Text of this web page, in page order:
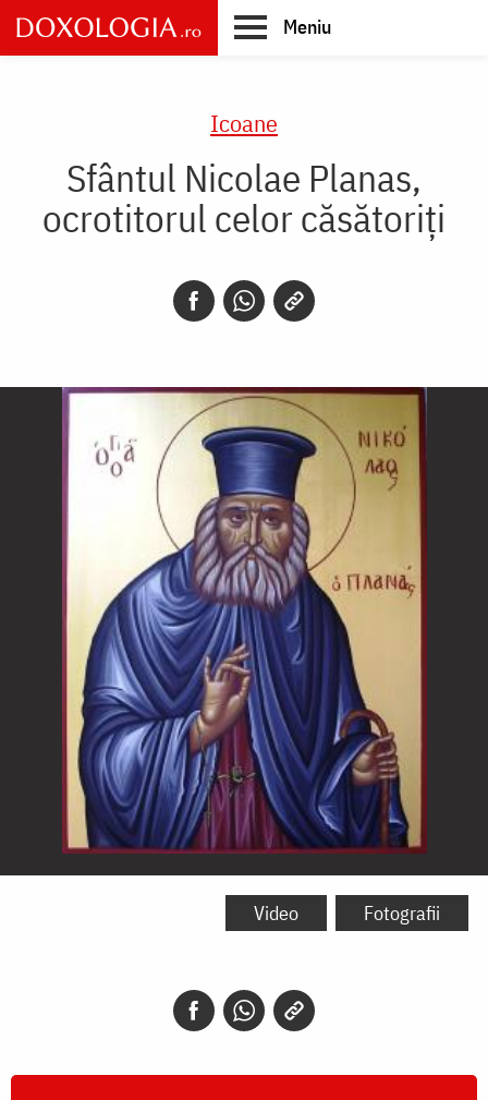
Skip
to
main
Meniu
Icoane
Sfântul Nicolae Planas,
ocrotitorul celor căsătoriţi
Sfântul
Video Fotografii